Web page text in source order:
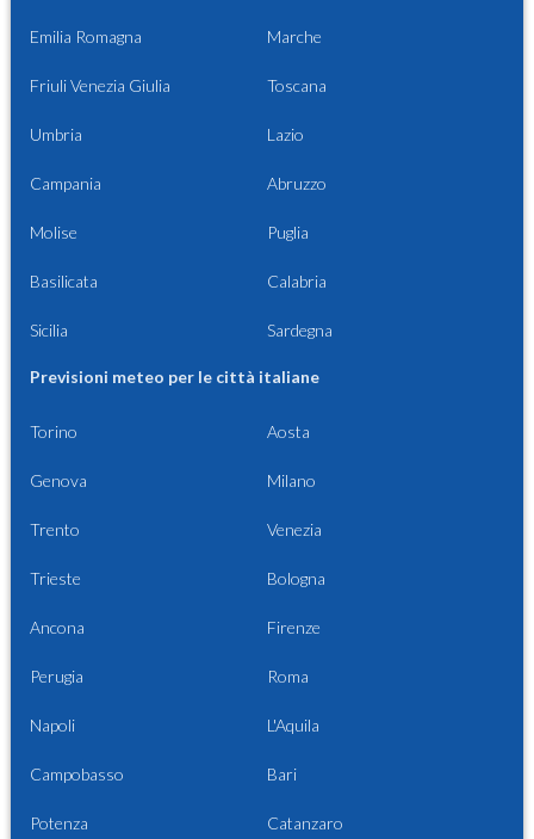
Emilia Romagna Marche
Friuli Venezia Giulia Toscana
Umbria Lazio
Campania Abruzzo
Molise Puglia
Basilicata Calabria
Sicilia Sardegna
Previsioni meteo per le città italiane
Torino Aosta
Genova Milano
Trento Venezia
Trieste Bologna
Ancona Firenze
Perugia Roma
Napoli L'Aquila
Campobasso Bari
Potenza Catanzaro